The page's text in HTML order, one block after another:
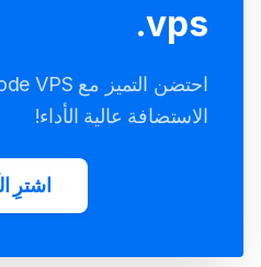
vps.
الاستضافة عالية الأداء!
اشترِ